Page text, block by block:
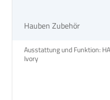
Hauben Zubehör
Ausstattung und Funktion: HAndrat 45-60 +Dichtung-Vent